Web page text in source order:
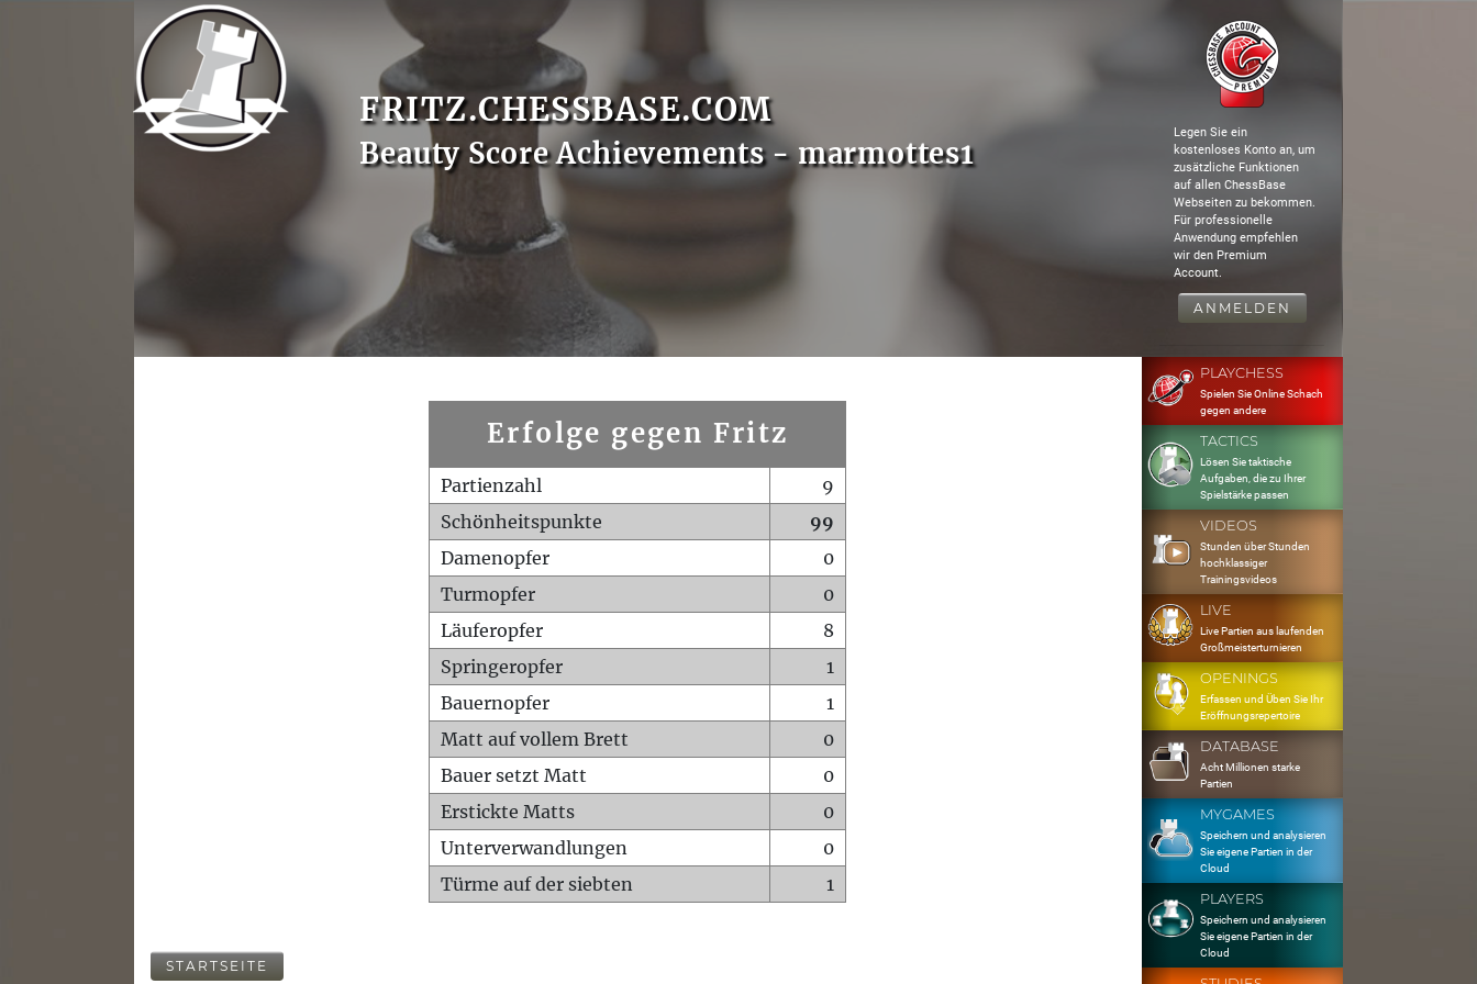
FRITZ.CHESSBASE.COM
Beauty Score Achievements - marmottes1
Legen Sie ein
kostenloses Konto an, um
zusätzliche Funktionen
auf allen ChessBase
Webseiten zu bekommen.
Für professionelle
Anwendung empfehlen
wir den Premium
Account.
ANMELDEN
Erfolge gegen Fritz
Partienzahl
9
Schönheitspunkte
99
Damenopfer
0
Turmopfer
0
Läuferopfer
8
Springeropfer
1
Bauernopfer
1
Matt auf vollem Brett
0
Bauer setzt Matt
0
Erstickte Matts
0
Unterverwandlungen
0
Türme auf der siebten
1
STARTSEITE
PLAYCHESS
Spielen Sie Online Schach
gegen andere
TACTICS
Lösen Sie taktische
Aufgaben, die zu Ihrer
Spielstärke passen
VIDEOS
Stunden über Stunden
hochklassiger
Trainingsvideos
LIVE
Live Partien aus laufenden
Großmeisterturnieren
OPENINGS
Erfassen und Üben Sie Ihr
Eröffnungsrepertoire
DATABASE
Acht Millionen starke
Partien
MYGAMES
Speichern und analysieren
Sie eigene Partien in der
Cloud
PLAYERS
Speichern und analysieren
Sie eigene Partien in der
Cloud